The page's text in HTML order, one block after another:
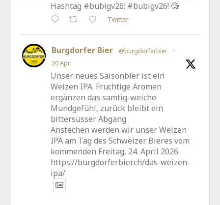
Hashtag #bubigv26: #bubigv26! 🧐
Twitter
Burgdorfer Bier @burgdorferbier
·
20 Apr.
Unser neues Saisonbier ist ein
Weizen IPA. Fruchtige Aromen
ergänzen das samtig-weiche
Mundgefühl, zurück bleibt ein
bittersüsser Abgang.
Anstechen werden wir unser Weizen
IPA am Tag des Schweizer Bieres vom
kommenden Freitag, 24. April 2026.
https://burgdorferbier.ch/das-weizen-
ipa/